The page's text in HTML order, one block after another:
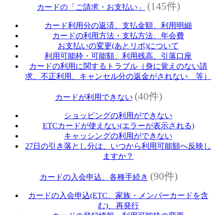
カードの「ご請求・お支払い」 (145件)
カード利用分の返済、支払金額、利用明細
カードの利用方法・支払方法、年会費
お支払いの変更(あとリボ)について
利用可能枠・可能額、利用残高、引落口座
カードの利用に関するトラブル（身に覚えのない請
求、不正利用、キャンセル分の返金がされない 等）
カードが利用できない (40件)
ショッピングの利用ができない
ETCカードが使えない(エラーが表示される)
キャッシングの利用ができない
27日の引き落とし分は、いつから利用可能額へ反映し
ますか？
カードの入会申込、各種手続き (90件)
カードの入会申込(ETC、家族・メンバーカードを含
む)、再発行